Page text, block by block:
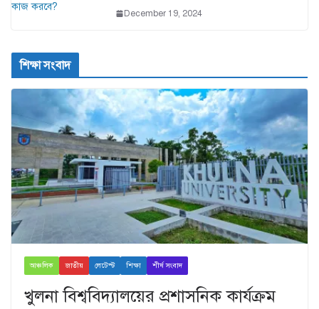
December 19, 2024
শিক্ষা সংবাদ
আঞ্চলিক জাতীয় লেটেস্ট শিক্ষা শীর্ষ সংবাদ
খুলনা বিশ্ববিদ্যালয়ের প্রশাসনিক কার্যক্রম